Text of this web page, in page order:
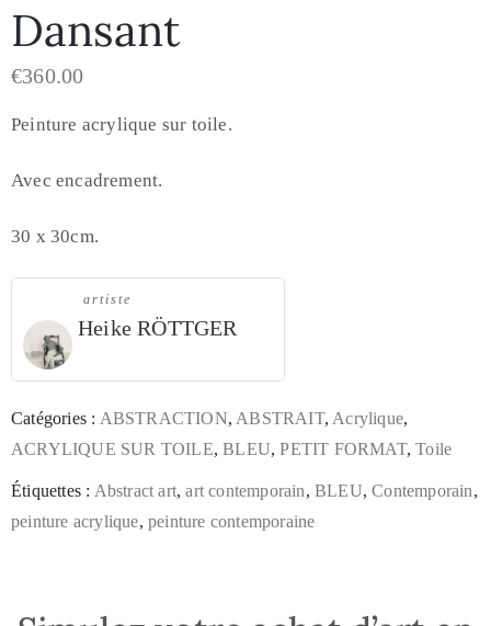
Dansant
€360.00
Peinture acrylique sur toile.
Avec encadrement.
30 x 30cm.
artiste
Heike RÖTTGER
Catégories : ABSTRACTION, ABSTRAIT, Acrylique,
ACRYLIQUE SUR TOILE,BLEU,PETIT FORMAT,Toile
Étiquettes : Abstract art,art contemporain,BLEU,Contemporain,
peinture acrylique,peinture contemporaine